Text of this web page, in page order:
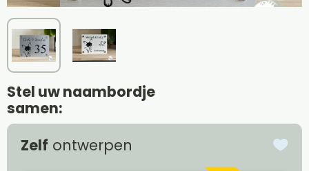
Stel uw naambordje
samen:
Zelf ontwerpen